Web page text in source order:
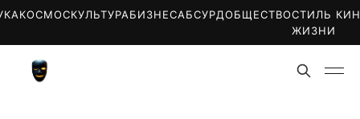
КОСМОСКУЛЬТУРАБИЗНЕСАБСУРДОБЩЕСТВОСТИЛЬ
ЖИЗНИ